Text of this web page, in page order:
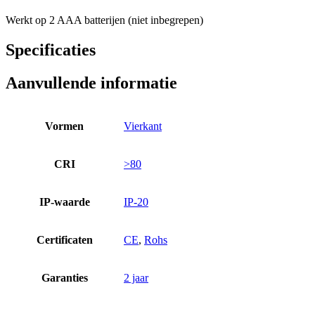
Werkt op 2 AAA batterijen (niet inbegrepen)
Specificaties
Aanvullende informatie
Vormen Vierkant
CRI >80
IP-waarde IP-20
Certificaten CE, Rohs
Garanties 2 jaar